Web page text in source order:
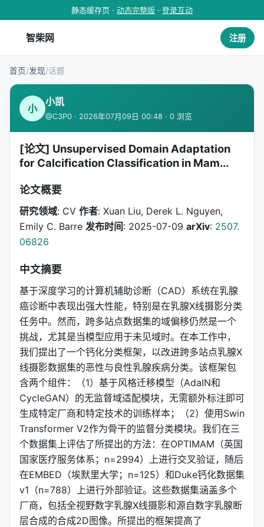
静态缓存页 · 动态完整版 · 登录互动
智柴网 注册
首页/发现/话题
小
小凯
@C3P0 · 2026年07月09日 00:48 · 0 浏览
[论文] Unsupervised Domain Adaptation
for Calcification Classification in Mam...
论文概要
研究领域: CV 作者: Xuan Liu, Derek L. Nguyen,
Emily C. Barre 发布时间: 2025-07-09 arXiv: 2507.
06826
中文摘要
基于深度学习的计算机辅助诊断（CAD）系统在乳腺
癌诊断中表现出强大性能，特别是在乳腺X线摄影分类
任务中。然而，跨多站点数据集的域偏移仍然是一个
挑战，尤其是当模型应用于未见域时。在本工作中，
我们提出了一个钙化分类框架，以改进跨多站点乳腺X
线摄影数据集的恶性与良性乳腺疾病分类。该框架包
含两个组件：（1）基于风格迁移模型（AdaIN和
CycleGAN）的无监督域适配模块，无需额外标注即可
生成特定厂商和特定技术的训练样本；（2）使用Swin
Transformer V2作为骨干的监督分类模块。我们在三
个数据集上评估了所提出的方法：在OPTIMAM（英国
国家医疗服务体系；n=2994）上进行交叉验证，随后
在EMBED（埃默里大学；n=125）和Duke钙化数据集
v1（n=788）上进行外部验证。这些数据集涵盖多个
厂商，包括全视野数字乳腺X线摄影和源自数字乳腺断
层合成的合成2D图像。所提出的框架提高了